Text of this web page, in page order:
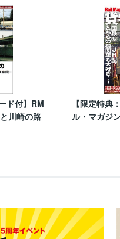
ド付】RM
川崎の路
【限定特典
ル・マガジ